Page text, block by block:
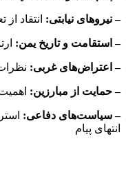
– نیروهای نیابتی: انتقاد
– استقامت و تاریخ یمن:
– اعتراض‌های غربی:
– حمایت از مبارزین:
– سیاست‌های دفاعی:
انتهای پیام